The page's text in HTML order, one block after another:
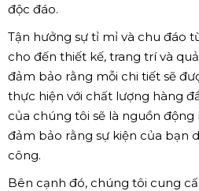
độc đáo.
Tận hưởng sự tỉ mỉ và chu đáo
cho đến thiết kế, trang trí và
đảm bảo rằng mỗi chi tiết sẽ
thực hiện với chất lượng hàng
của chúng tôi sẽ là nguồn
đảm bảo rằng sự kiện của bạn
công.
Bên cạnh đó, chúng tôi cung